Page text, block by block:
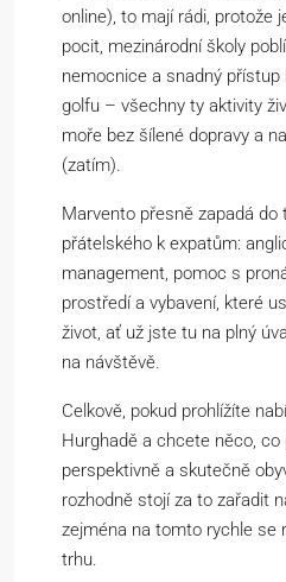
online), to mají rádi, protože
pocit, mezinárodní školy
nemocnice a snadný přístup
golfu – všechny ty aktivity
moře bez šílené dopravy a
(zatím).
Marvento přesně zapadá do
přátelského k expatům:
management, pomoc s
prostředí a vybavení, které
život, ať už jste tu na plný
na návštěvě.
Celkově, pokud prohlížíte
Hurghadě a chcete něco, co
perspektivně a skutečně
rozhodně stojí za to zařadit
zejména na tomto rychle se
trhu.